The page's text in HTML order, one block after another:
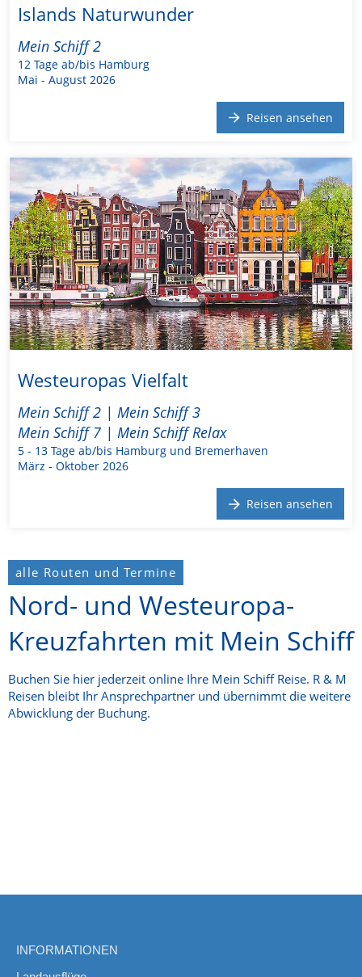
Islands Naturwunder
Mein Schiff 2
12 Tage ab/bis Hamburg
Mai - August 2026
Reisen ansehen
Westeuropas Vielfalt
Mein Schiff 2 | Mein Schiff 3
Mein Schiff 7 | Mein Schiff Relax
5 - 13 Tage ab/bis Hamburg und Bremerhaven
März - Oktober 2026
Reisen ansehen
alle Routen und Termine
Nord- und Westeuropa-
Kreuzfahrten mit Mein Schiff
Buchen Sie hier jederzeit online Ihre Mein Schiff Reise. R & M
Reisen bleibt Ihr Ansprechpartner und übernimmt die weitere
Abwicklung der Buchung.
INFORMATIONEN